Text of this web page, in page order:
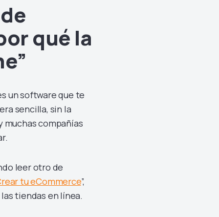
qué la
un software que te
sencilla, sin la
muchas compañías
leer otro de
tu eCommerce”,
tiendas en línea.